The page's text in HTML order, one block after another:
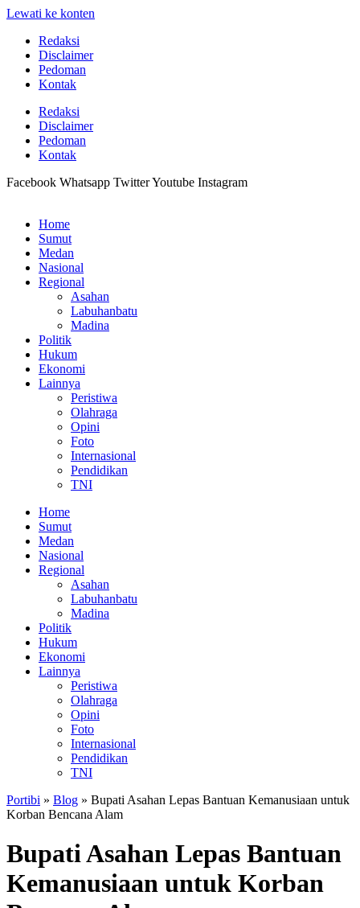
Lewati ke konten
Redaksi
Disclaimer
Pedoman
Kontak
Redaksi
Disclaimer
Pedoman
Kontak
Facebook Whatsapp TwitterYoutube Instagram
Home
Sumut
Medan
Nasional
Regional
Asahan
Labuhanbatu
Madina
Politik
Hukum
Ekonomi
Lainnya
Peristiwa
Olahraga
Opini
Foto
Internasional
Pendidikan
TNI
Home
Sumut
Medan
Nasional
Regional
Asahan
Labuhanbatu
Madina
Politik
Hukum
Ekonomi
Lainnya
Peristiwa
Olahraga
Opini
Foto
Internasional
Pendidikan
TNI
Portibi » Blog » Bupati Asahan Lepas Bantuan Kemanusiaan untuk
Korban Bencana Alam
Bupati Asahan Lepas Bantuan
Kemanusiaan untuk Korban